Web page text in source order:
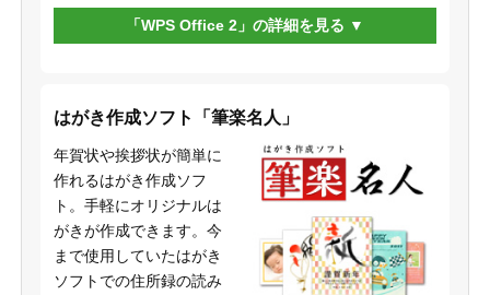
「WPS Office 2」の詳細を見る
はがき作成ソフト「筆楽名人」
年賀状や挨拶状が簡単に
作れるはがき作成ソフ
ト。手軽にオリジナルは
がきが作成できます。今
まで使用していたはがき
ソフトでの住所録の読み